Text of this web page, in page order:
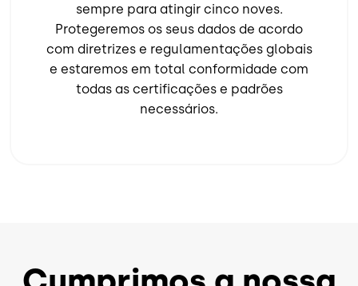
sempre para atingir cinco noves.
Protegeremos os seus dados de acordo
com diretrizes e regulamentações globais
e estaremos em total conformidade com
todas as certificações e padrões
necessários.